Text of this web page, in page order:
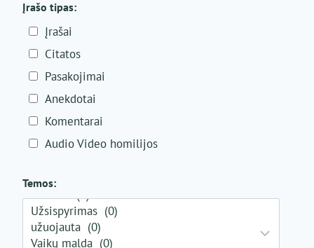
Įrašo tipas:
Įrašai
Citatos
Pasakojimai
Anekdotai
Komentarai
Audio Video homilijos
Temos: